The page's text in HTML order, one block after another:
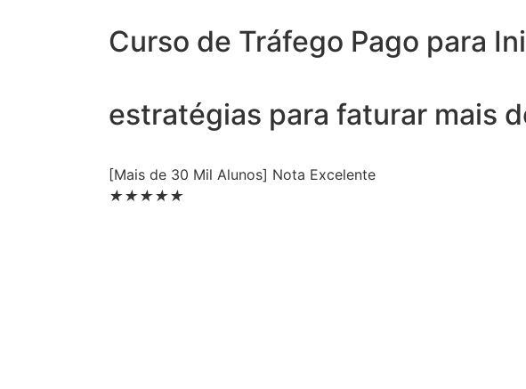
Curso de Tráfego Pago para
estratégias para faturar mais
[Mais de 30 Mil Alunos] Nota Excelente
★★★★★